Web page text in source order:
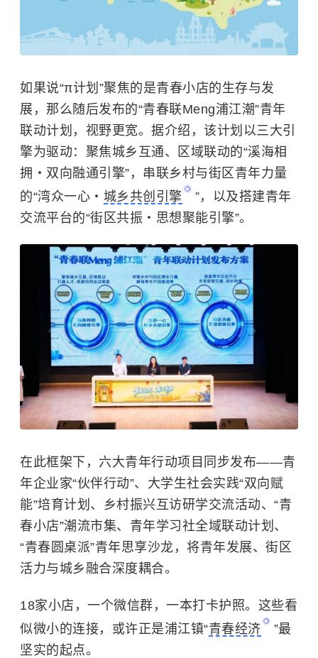
如果说“π计划”聚焦的是青春小店的生存与发
展，那么随后发布的“青春联Meng浦江潮”青年
联动计划，视野更宽。据介绍，该计划以三大引
擎为驱动：聚焦城乡互通、区域联动的“溪海相
拥・双向融通引擎”，串联乡村与街区青年力量
的“湾众一心・ 城乡共创引擎
”，以及搭建青年
交流平台的“街区共振・思想聚能引擎”。
在此框架下，六大青年行动项目同步发布——青
年企业家“伙伴行动”、大学生社会实践“双向赋
能”培育计划、乡村振兴互访研学交流活动、“青
春小店”潮流市集、青年学习社全域联动计划、
“青春圆桌派”青年思享沙龙，将青年发展、街区
活力与城乡融合深度耦合。
18家小店，一个微信群，一本打卡护照。这些看
似微小的连接，或许正是浦江镇“青春经济
”最
坚实的起点。